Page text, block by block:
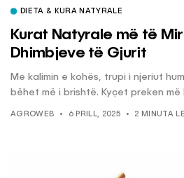
DIETA & KURA NATYRALE
Kurat Natyrale më të
Dhimbjeve të Gjurit
Me kalimin e kohës, trupi i njeriut
bëhet më i brishtë. Kyçet preken më
AGROWEB 6 PRILL, 2025 2 MINUTA